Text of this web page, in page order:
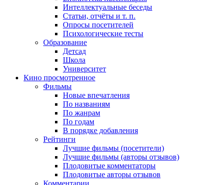
Интеллектуальные беседы
Статьи, отчёты и т. п.
Опросы посетителей
Психологические тесты
Образование
Детсад
Школа
Университет
Кино просмотренное
Фильмы
Новые впечатления
По названиям
По жанрам
По годам
В порядке добавления
Рейтинги
Лучшие фильмы (посетители)
Лучшие фильмы (авторы отзывов)
Плодовитые комментаторы
Плодовитые авторы отзывов
Комментарии